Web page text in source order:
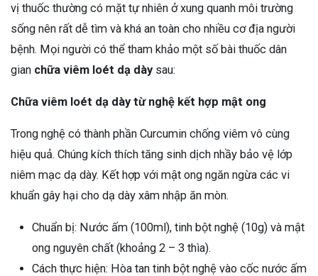
vị thuốc thường có mặt tự nhiên ở xung quanh môi trường
sống nên rất dễ tìm và khá an toàn cho nhiều cơ địa người
bệnh. Mọi người có thể tham khảo một số bài thuốc dân
gian chữa viêm loét dạ dàysau:
Chữa viêm loét dạ dày từ nghệ kết hợp mật ong
Trong nghệ có thành phần Curcumin chống viêm vô cùng
hiệu quả. Chúng kích thích tăng sinh dịch nhầy bảo vệ lớp
niêm mạc dạ dày. Kết hợp với mật ong ngăn ngừa các vi
khuẩn gây hại cho dạ dày xâm nhập ăn mòn.
Chuẩn bị: Nước ấm (100ml), tinh bột nghệ (10g) và mật
ong nguyên chất (khoảng 2 – 3 thìa).
Cách thực hiện: Hòa tan tinh bột nghệ vào cốc nước ấm